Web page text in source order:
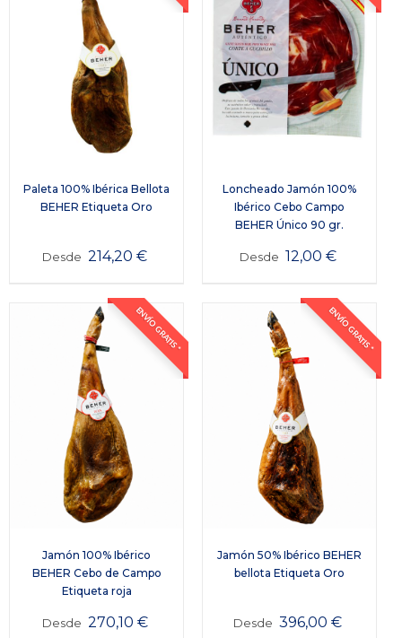
Paleta 100% Ibérica Bellota
BEHER Etiqueta Oro
Desde 214,20€
Loncheado Jamón 100%
Ibérico Cebo Campo
BEHER Único 90 gr.
Desde 12,00 €
ENVÍO GRATIS *
Jamón 100% Ibérico
BEHER Cebo de Campo
Etiqueta roja
Desde 270,10 €
ENVÍO GRATIS *
Jamón 50% Ibérico BEHER
bellota Etiqueta Oro
Desde 396,00€